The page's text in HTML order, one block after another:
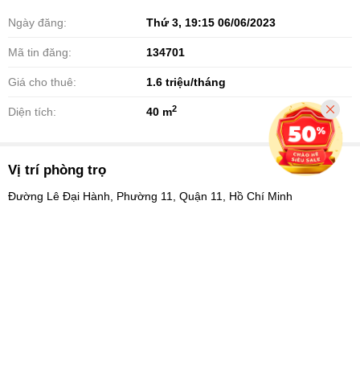
Ngày đăng: Thứ 3, 19:15 06/06/2023
Mã tin đăng: 134701
Giá cho thuê: 1.6 triệu/tháng
Diện tích: 40 m2
Vị trí phòng trọ
Đường Lê Đại Hành, Phường 11, Quận 11, Hồ Chí Minh